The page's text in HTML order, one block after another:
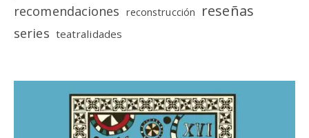
recomendaciones reconstrucción reseñas
series teatralidades